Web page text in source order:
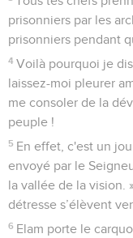
prisonniers par les
prisonniers pendant
4 Voilà pourquoi je
laissez-moi pleurer
me consoler de la
peuple !
5 En effet, c'est un
envoyé par le
la vallée de la vision.
détresse s’élèvent
6 Elam porte le